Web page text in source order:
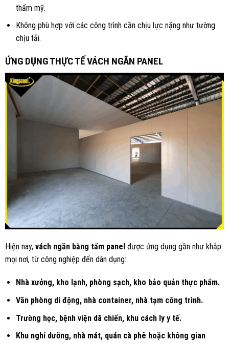
thẩm mỹ.
Không phù hợp với các công trình cần chịu lực nặng như tường
chịu tải.
ỨNG DỤNG THỰC TẾ VÁCH NGĂN PANEL
Hiện nay, vách ngăn bằng tấm panel được ứng dụng gần như khắp
mọi nơi, từ công nghiệp đến dân dụng:
Nhà xưởng, kho lạnh, phòng sạch, kho bảo quản thực phẩm.
Văn phòng di động, nhà container, nhà tạm công trình.
Trường học, bệnh viện dã chiến, khu cách ly y tế.
Khu nghỉ dưỡng, nhà mát, quán cà phê hoặc không gian